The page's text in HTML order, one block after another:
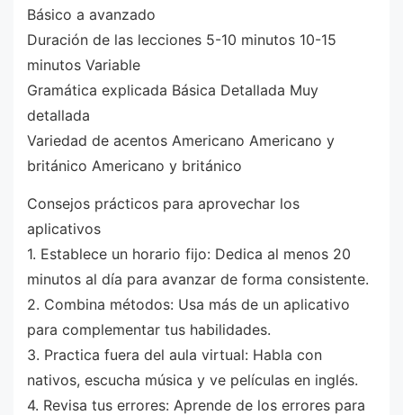
Básico a avanzado
Duración de las lecciones 5-10 minutos 10-15
minutos Variable
Gramática explicada Básica Detallada Muy
detallada
Variedad de acentos Americano Americano y
británico Americano y británico
Consejos prácticos para aprovechar los
aplicativos
1. Establece un horario fijo: Dedica al menos 20
minutos al día para avanzar de forma consistente.
2. Combina métodos: Usa más de un aplicativo
para complementar tus habilidades.
3. Practica fuera del aula virtual: Habla con
nativos, escucha música y ve películas en inglés.
4. Revisa tus errores: Aprende de los errores para